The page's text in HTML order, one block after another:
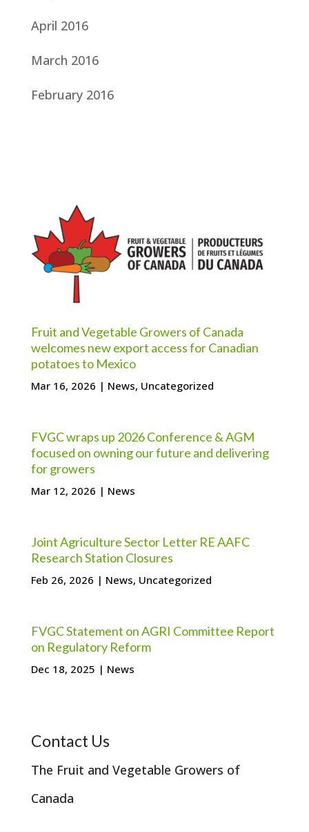
April 2016
March 2016
February 2016
Fruit and Vegetable Growers of Canada
welcomes new export access for Canadian
potatoes to Mexico
Mar 16, 2026 | News, Uncategorized
FVGC wraps up 2026 Conference & AGM
focused on owning our future and delivering
for growers
Mar 12, 2026 | News
Joint Agriculture Sector Letter RE AAFC
Research Station Closures
Feb 26, 2026 | News, Uncategorized
FVGC Statement on AGRI Committee Report
on Regulatory Reform
Dec 18, 2025 | News
Contact Us
The Fruit and Vegetable Growers of
Canada